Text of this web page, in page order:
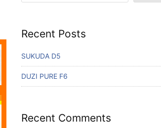
Recent Posts
SUKUDA D5
DUZI PURE F6
Recent Comments